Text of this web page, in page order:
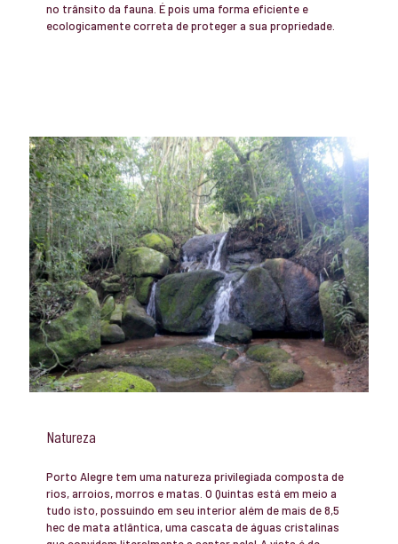
no trânsito da fauna. É pois uma forma eficiente e
ecologicamente correta de proteger a sua propriedade.
Natureza
Porto Alegre tem uma natureza privilegiada composta de
rios, arroios, morros e matas. O Quintas está em meio a
tudo isto, possuindo em seu interior além de mais de 8,5
hec de mata atlântica, uma cascata de águas cristalinas